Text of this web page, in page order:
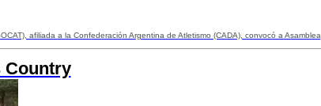
afiliada a la Confederación Argentina de Atletismo (CADA), convocó a Asamblea
Country